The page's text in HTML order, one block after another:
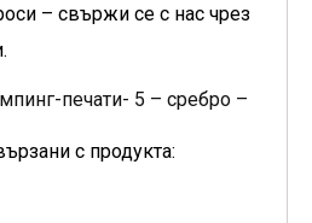
– свържи се с нас чрез
печати- 5 – сребро –
с продукта: